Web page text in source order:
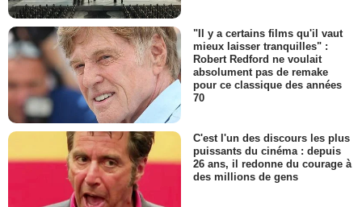
"Il y a certains films qu'il vaut
mieux laisser tranquilles" :
Robert Redford ne voulait
absolument pas de remake
pour ce classique des années
70
C'est l'un des discours les plus
puissants du cinéma : depuis
26 ans, il redonne du courage à
des millions de gens